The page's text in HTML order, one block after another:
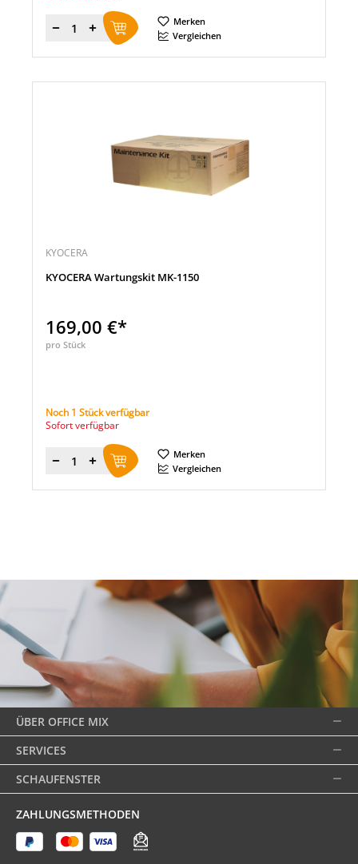
Menge
Merken
Vergleichen
KYOCERA
KYOCERA Wartungskit MK-1150
169,00 €*
pro Stück
Noch 1 Stück verfügbar
Sofort verfügbar
Menge
Merken
Vergleichen
ÜBER OFFICE MIX
SERVICES
SCHAUFENSTER
ZAHLUNGSMETHODEN